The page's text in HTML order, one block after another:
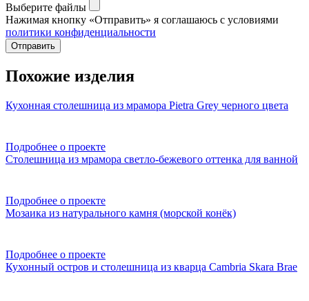
Выберите файлы
Нажимая кнопку «Отправить» я соглашаюсь с условиями
политики конфиденциальности
Отправить
Похожие изделия
Кухонная столешница из мрамора Pietra Grey черного цвета
Подробнее о проекте
Столешница из мрамора светло-бежевого оттенка для ванной
Подробнее о проекте
Мозаика из натурального камня (морской конёк)
Подробнее о проекте
Кухонный остров и столешница из кварца Cambria Skara Brae